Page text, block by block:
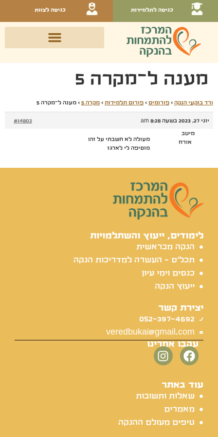
כניסה לתלמידות כניסה לצוות
מענה ל־מקרה 5
ורד בוקעי הנקה › פורומים › פורום תלמידות › מקרה 5 › מענה ל־מקרה 5
יוני 27, 2023 בשעה 8:28 am #14802
מיטב
אורח
מעולה לא חשבתי על זה!
מוסיפה לי לארגז
לימודים, ייעוץ והשתלמויות
הנקה מבראשית
תכל'ס - העשרה למדריכות הנקה
כנסים וימי עיון
ייעוץ הנקה
יצירת קשר
052-397-4692
veredbukai@gmail.com
עקבו אחרינו
עוד באתר
שאלות ותשובות
מאמרים
טיפים מעולם ההנקה